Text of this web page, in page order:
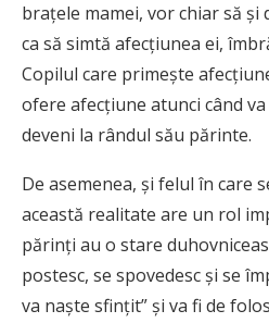
braţele mamei, vor chiar să şi
ca să simtă afecţiunea ei,
Copilul care primeşte
ofere afecţiune atunci când
deveni la rândul său părinte.
De asemenea, şi felul în care
această realitate are un rol
părinţi au o stare
postesc, se spovedesc şi se
va naşte sfinţit” şi va fi de